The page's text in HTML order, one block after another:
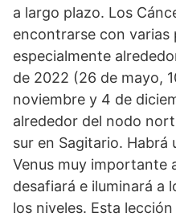
a largo plazo. Los
encontrarse con
especialmente
de 2022 (26 de mayo,
noviembre y 4 de
alrededor del nodo
sur en Sagitario.
Venus muy importante
desafiará e iluminará a
los niveles. Esta